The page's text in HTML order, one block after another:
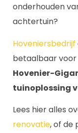
onderhouden
achtertuin?
Hoveniersbedrijf
betaalbaar voor
Hovenier-
tuinoplossing
Lees hier alles
renovatie, of de